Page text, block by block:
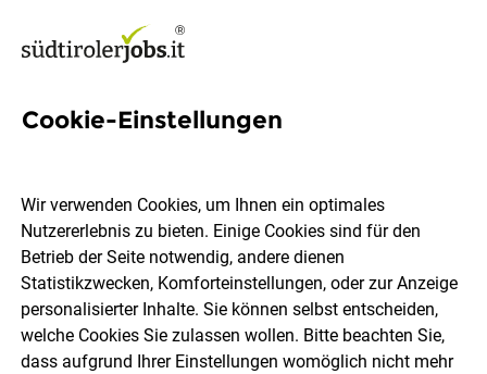
Mitarbeiter für die
Kofler Regnerbau GmbH
Algund Vollzeit 03.08.2026
Cookie-Einstellungen
Wir verwenden Cookies, um Ihnen ein optimales
Nutzererlebnis zu bieten. Einige Cookies sind für den
Betrieb der Seite notwendig, andere dienen
Statistikzwecken, Komforteinstellungen, oder zur Anzeige
personalisierter Inhalte. Sie können selbst entscheiden,
welche Cookies Sie zulassen wollen. Bitte beachten Sie,
dass aufgrund Ihrer Einstellungen womöglich nicht mehr